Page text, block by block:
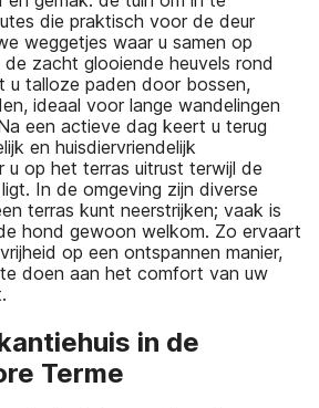
die praktisch voor de deur
weggetjes waar u samen op
zacht glooiende heuvels rond
u talloze paden door bossen,
ideaal voor lange wandelingen
een actieve dag keert u terug
en huisdiervriendelijk
u op het terras uitrust terwijl de
In de omgeving zijn diverse
terras kunt neerstrijken; vaak is
hond gewoon welkom. Zo ervaart
op een ontspannen manier,
doen aan het comfort van uw
in de
Terme